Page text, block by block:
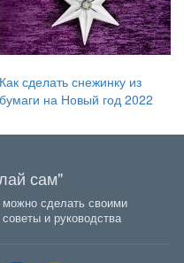
Как сделать снежинку из
бумаги на Новый год 2022
сам"
сделать своими
и руководства